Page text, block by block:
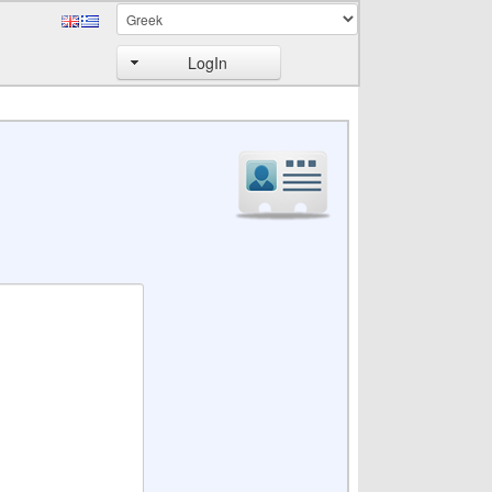
LogIn